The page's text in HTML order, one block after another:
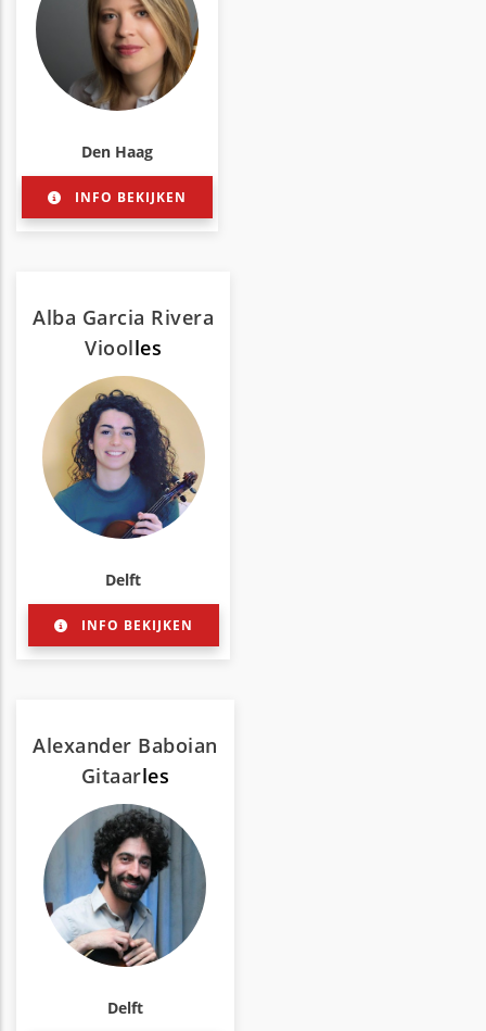
Den Haag
INFO BEKIJKEN
Alba Garcia Rivera
Vioolles
Delft
INFO BEKIJKEN
Alexander Baboian
Gitaarles
Delft